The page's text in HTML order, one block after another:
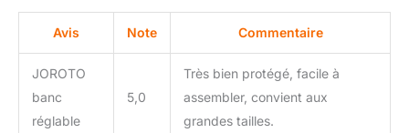
musculation, le gainage
et les exercices ciblés.
OPTIMAUX : Le dossier
et l'assise du banc
JOROTO MD65 sont
conçus en mousse
Avis Note Commentaire
JOROTO
banc
réglable
5,0
Très bien protégé, facile à
assembler, convient aux
grandes tailles.